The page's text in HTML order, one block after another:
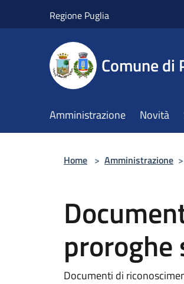
Regione Puglia
Comune di
Amministrazione Novità
Home > Amministrazione >
proroghe
Documenti di